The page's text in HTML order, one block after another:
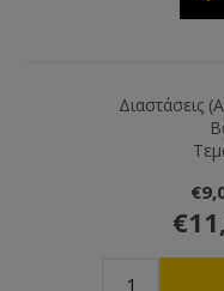
Διαστάσεις